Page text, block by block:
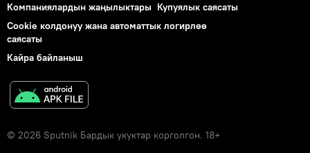
Компаниялардын жаңылыктары Купуялык саясаты
Cookie колдонуу жана автоматтык логирлөө
саясаты
Кайра байланыш
© 2026 Sputnik Бардык укуктар корголгон. 18+